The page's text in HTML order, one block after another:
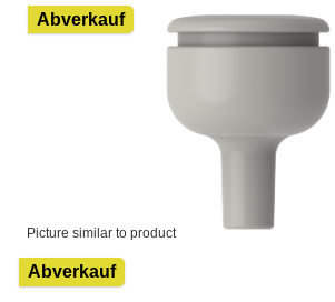
Abverkauf
Picture similar to product
Abverkauf